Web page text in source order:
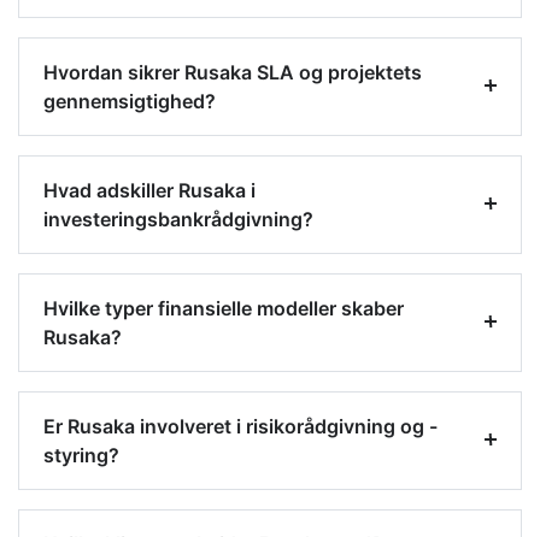
Hvordan sikrer Rusaka SLA og projektets
gennemsigtighed?
Hvad adskiller Rusaka i
investeringsbankrådgivning?
Hvilke typer finansielle modeller skaber
Rusaka?
Er Rusaka involveret i risikorådgivning og -
styring?